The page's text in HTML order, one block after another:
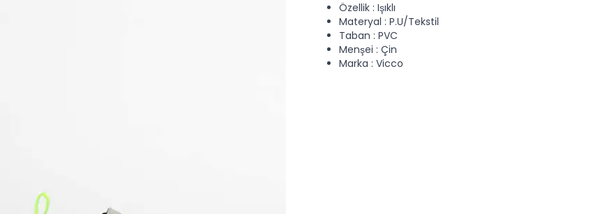
Özellik : Işıklı
Materyal : P.U/Tekstil
Taban : PVC
Menşei : Çin
Marka : Vicco